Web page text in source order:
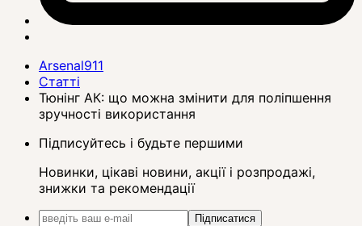
Arsenal911
Статті
Тюнінг АК: що можна змінити для поліпшення
зручності використання
Підписуйтесь і будьте першими
Новинки, цікаві новини, акції і розпродажі,
знижки та рекомендації
Підписатися